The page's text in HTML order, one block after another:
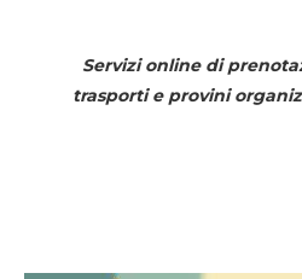
Servizi online di
trasporti e provini